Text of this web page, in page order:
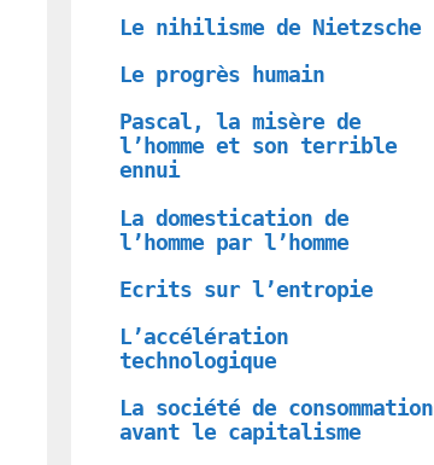
Le nihilisme de Nietzsche
Le progrès humain
Pascal, la misère de
l’homme et son terrible
ennui
La domestication de
l’homme par l’homme
Ecrits sur l’entropie
L’accélération
technologique
La société de consommation
avant le capitalisme